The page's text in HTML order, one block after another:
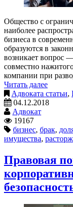
Общество с
наиболее
бизнеса в
образуются в
возникает вопрос
совместно
компании при
Читать далее
Адвоката статьи,
04.12.2018
Адвокат
19167
бизнес, брак,
имущества,
Правовая